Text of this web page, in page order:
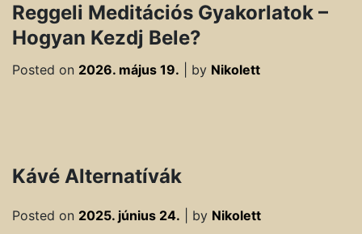
Reggeli Meditációs Gyakorlatok –
Hogyan Kezdj Bele?
Posted on 2026. május 19. by Nikolett
Kávé Alternatívák
Posted on 2025. június 24. by Nikolett